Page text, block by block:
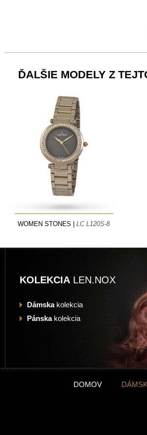
ĎALŠIE MODELY Z
WOMEN STONES | LC L120S-8
KOLEKCIA LEN.NOX
Dámskakolekcia
Pánskakolekcia
DOMOV